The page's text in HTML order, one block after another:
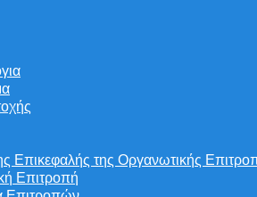
Επικεφαλής της Οργανωτικής
Επιτροπή